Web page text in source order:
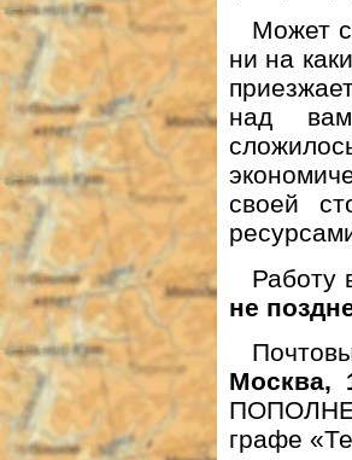
Может
ни на
над
своей
Работу
не
Москва,
графе